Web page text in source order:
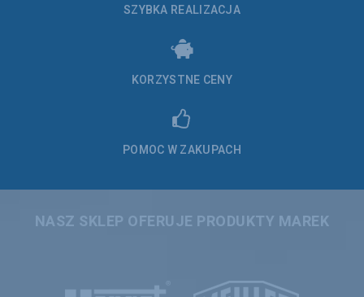
SZYBKA REALIZACJA
KORZYSTNE CENY
POMOC W ZAKUPACH
NASZ SKLEP OFERUJE PRODUKTY MAREK